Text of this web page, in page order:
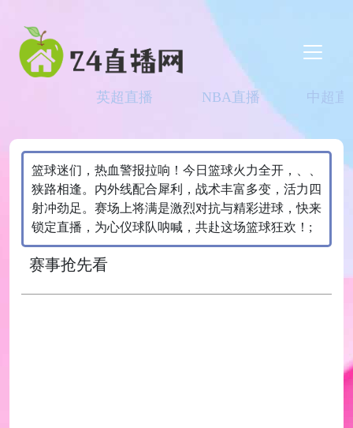
英超直播 NBA直播 中超直
篮球迷们，热血警报拉响！今日篮球火力全开，、、
狭路相逢。内外线配合犀利，战术丰富多变，活力四
射冲劲足。赛场上将满是激烈对抗与精彩进球，快来
锁定直播，为心仪球队呐喊，共赴这场篮球狂欢！;
赛事抢先看